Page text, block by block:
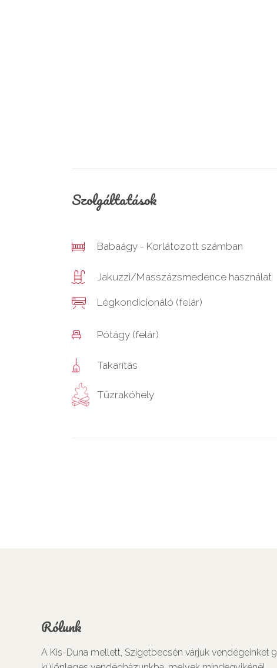
Szolgáltatások
Babaágy - Korlátozott számban
Jakuzzi/Masszázsmedence használat
Légkondicionáló (felár)
Pótágy (felár)
Takarítás
Tűzrakóhely
Rólunk
A Kis-Duna mellett, Szigetbecsén várjuk vendégeinket 9